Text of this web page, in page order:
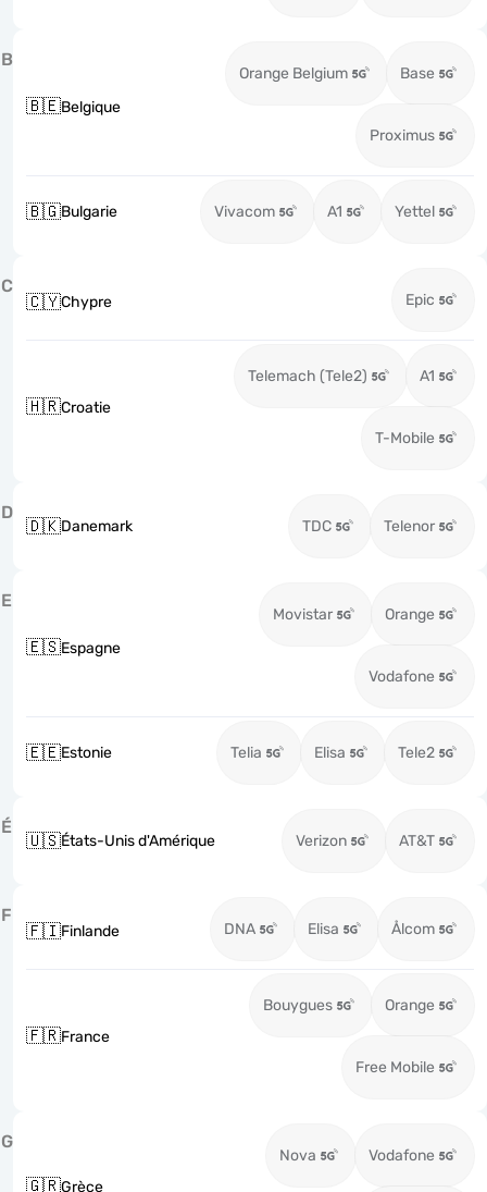
B
🇧🇪Belgique
Orange Belgium Base
Proximus
🇧🇬Bulgarie Vivacom A1 Yettel
C
🇨🇾Chypre Epic
🇭🇷Croatie
Telemach (Tele2) A1
T-Mobile
D
🇩🇰Danemark TDC Telenor
E
🇪🇸Espagne
Movistar Orange
Vodafone
🇪🇪Estonie Telia Elisa Tele2
É
🇺🇸États-Unis d'Amérique Verizon AT&T
F
🇫🇮Finlande DNA Elisa Ålcom
🇫🇷France
Bouygues Orange
Free Mobile
G
🇬🇷Grèce
Nova Vodafone